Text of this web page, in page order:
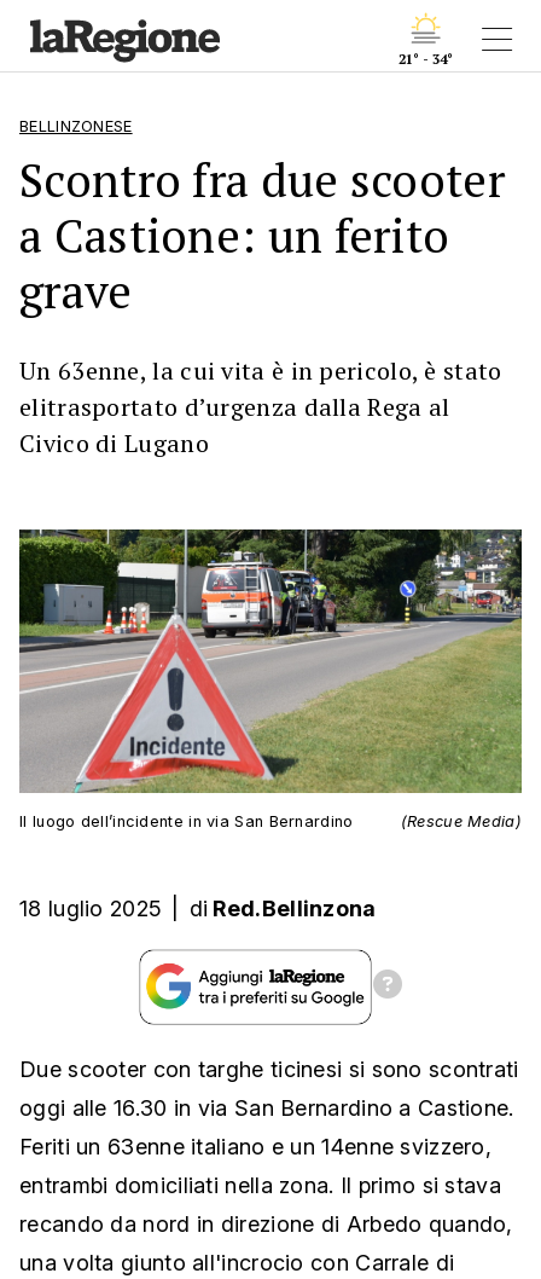
21° - 34°
BELLINZONESE
Scontro fra due scooter
a Castione: un ferito
grave
Un 63enne, la cui vita è in pericolo, è stato
elitrasportato d’urgenza dalla Rega al
Civico di Lugano
Il luogo dell’incidente in via San Bernardino (Rescue Media)
18 luglio 2025 di Red.Bellinzona
Due scooter con targhe ticinesi si sono scontrati
oggi alle 16.30 in via San Bernardino a Castione.
Feriti un 63enne italiano e un 14enne svizzero,
entrambi domiciliati nella zona. Il primo si stava
recando da nord in direzione di Arbedo quando,
una volta giunto all'incrocio con Carrale di